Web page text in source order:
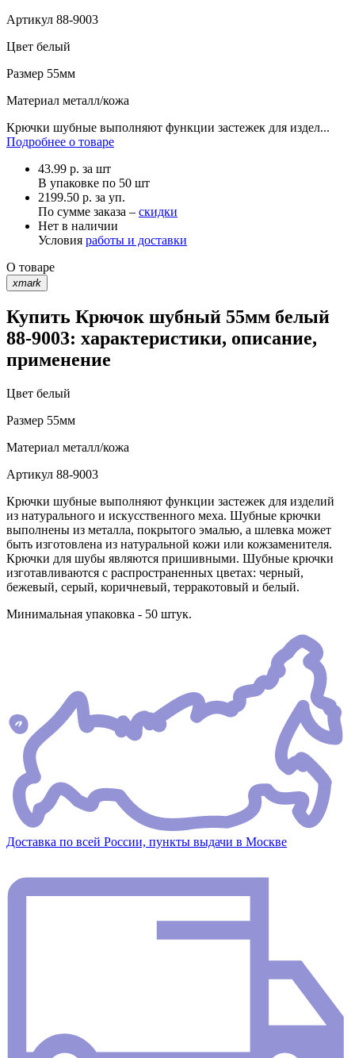
Артикул 88-9003
Цвет белый
Размер 55мм
Материал металл/кожа
Крючки шубные выполняют функции застежек для издел...
Подробнее о товаре
43.99 р. за шт
В упаковке по 50 шт
2199.50 р. за уп.
По сумме заказа – скидки
Нет в наличии
Условия работы и доставки
О товаре
xmark
Купить Крючок шубный 55мм белый
88-9003: характеристики, описание,
применение
Цвет белый
Размер 55мм
Материал металл/кожа
Артикул 88-9003
Крючки шубные выполняют функции застежек для изделий
из натурального и искусственного меха. Шубные крючки
выполнены из металла, покрытого эмалью, а шлевка может
быть изготовлена из натуральной кожи или кожзаменителя.
Крючки для шубы являются пришивными. Шубные крючки
изготавливаются с распространенных цветах: черный,
бежевый, серый, коричневый, терракотовый и белый.
Минимальная упаковка - 50 штук.
Доставка по всей России, пункты выдачи в Москве